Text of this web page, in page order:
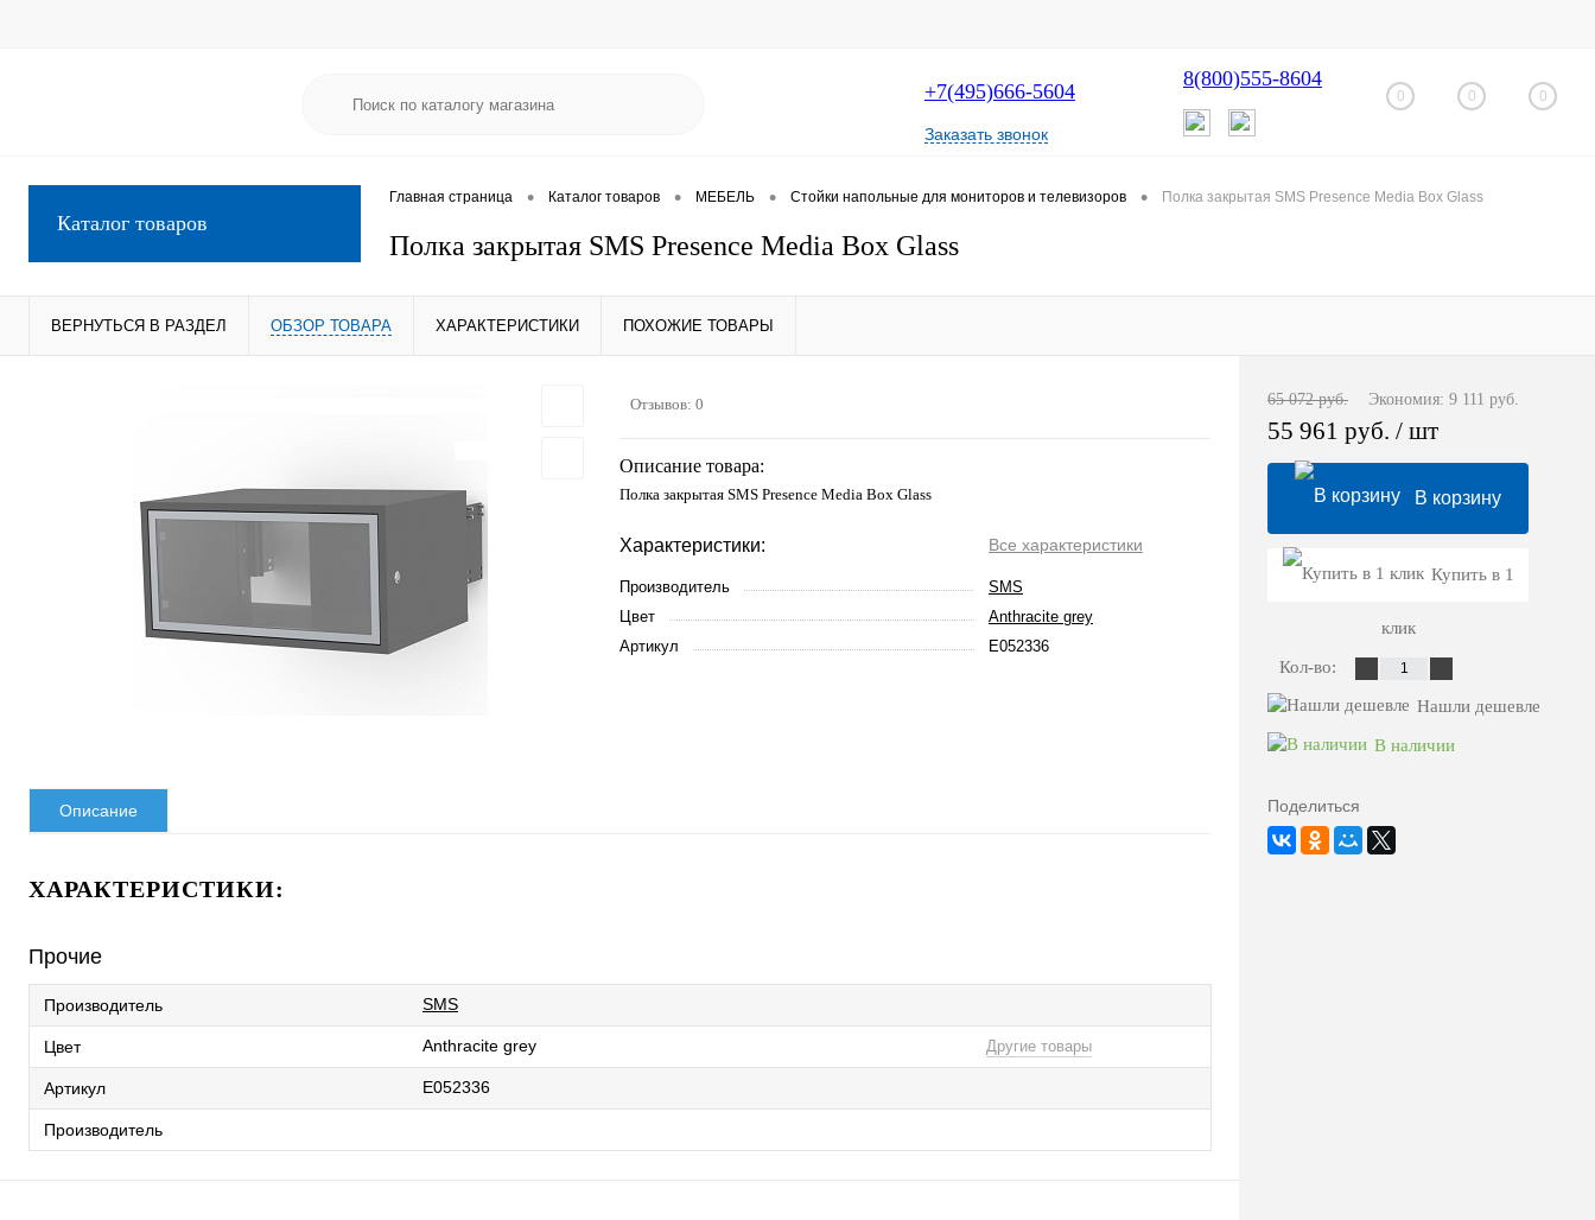
+7(495)666-5604
Заказать звонок
8(800)555-8604
0 0 0
Каталог товаров
Главная страница • Каталог товаров • МЕБЕЛЬ • Стойки напольные для мониторов и телевизоров • Полка закрытая SMS Presence Media Box Glass
Полка закрытая SMS Presence Media Box Glass
ВЕРНУТЬСЯ В РАЗДЕЛ ОБЗОР ТОВАРА ХАРАКТЕРИСТИКИ ПОХОЖИЕ ТОВАРЫ
Отзывов: 0
Описание товара:
Полка закрытая SMS Presence Media Box Glass
Характеристики: Все характеристики
Производитель
SMS
Цвет
Anthracite grey
Артикул
E052336
Описание
ХАРАКТЕРИСТИКИ:
Прочие
Производитель SMS
Цвет Anthracite grey Другие товары
Артикул E052336
Производитель
65 072 руб. Экономия: 9 111 руб.
55 961 руб. / шт
В корзину
Купить в 1
клик
Кол-во:
Нашли дешевле
В наличии
Поделиться